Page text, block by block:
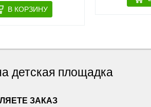
детская площадка
ЗАКАЗ